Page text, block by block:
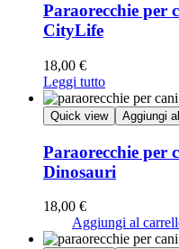
Paraorecchie per
CityLife
18,00 €
Leggi tutto
Quick view Aggiungi
Paraorecchie per
Dinosauri
18,00 €
Aggiungi al